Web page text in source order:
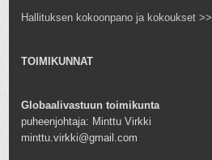
Hallituksen kokoonpano ja kokoukset >>
TOIMIKUNNAT
Globaalivastuun toimikunta
puheenjohtaja: Minttu Virkki
minttu.virkki@gmail.com